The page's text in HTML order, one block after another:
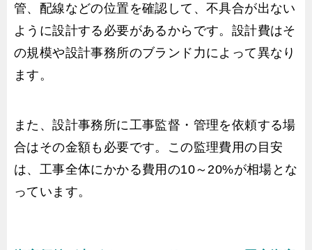
管、配線などの位置を確認して、不具合が出ない
ように設計する必要があるからです。設計費はそ
の規模や設計事務所のブランド力によって異なり
ます。
また、設計事務所に工事監督・管理を依頼する場
合はその金額も必要です。この監理費用の目安
は、工事全体にかかる費用の10～20%が相場とな
っています。